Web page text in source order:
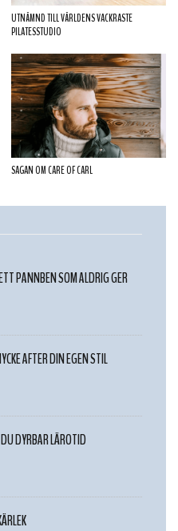
UTNÄMND TILL VÄRLDENS VACKRASTE
PILATESSTUDIO
SAGAN OM CARE OF CARL
PANNBEN SOM ALDRIG GER
AFTER DIN EGEN STIL
DYRBAR LÄROTID